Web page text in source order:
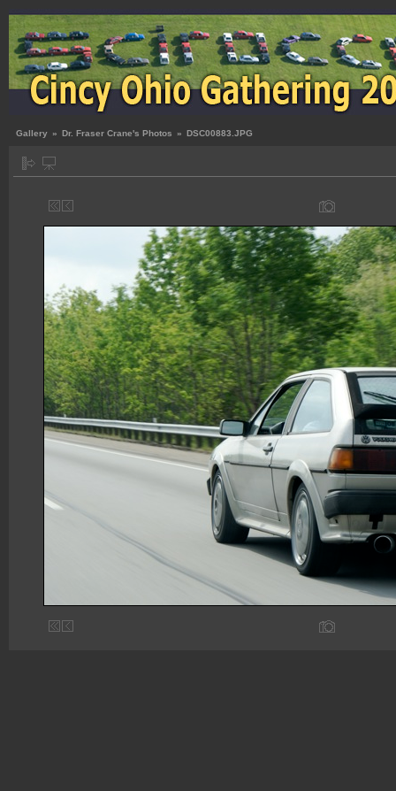
Gallery » Dr. Fraser Crane's Photos » DSC00883.JPG